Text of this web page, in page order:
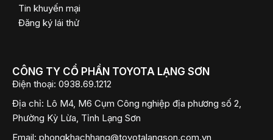
Tin khuyến mại
Đăng ký lái thử
CÔNG TY CỔ PHẦN TOYOTA LẠNG SƠN
Điện thoại: 0938.69.1212
Địa chỉ: Lô M4, M6 Cụm Công nghiệp địa phương số 2,
Phường Kỳ Lừa, Tỉnh Lạng Sơn
Email: phongkhachhang@toyotalangson.com.vn